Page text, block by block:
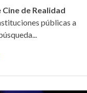
de Realidad
públicas a